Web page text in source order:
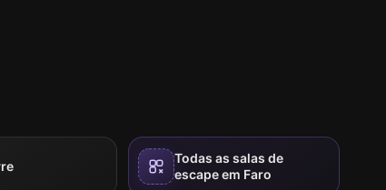
Todas as salas de
escape em Faro